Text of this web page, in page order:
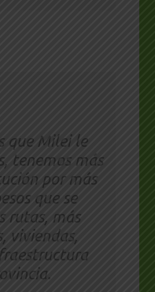
que Milei le
tenemos más
por más
que se
rutas, más
viviendas,